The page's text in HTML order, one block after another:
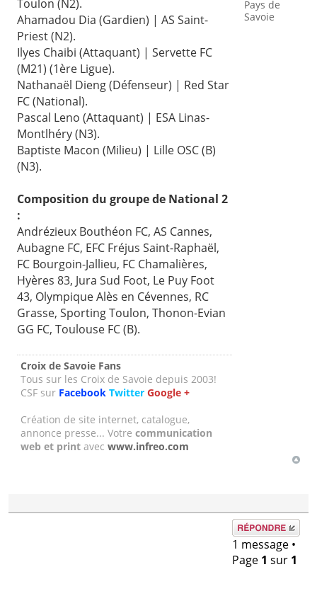
Toulon (N2).
Ahamadou Dia (Gardien) | AS Saint-
Priest (N2).
Ilyes Chaibi (Attaquant) | Servette FC
(M21) (1ère Ligue).
Nathanaël Dieng (Défenseur) | Red Star
FC (National).
Pascal Leno (Attaquant) | ESA Linas-
Montlhéry (N3).
Baptiste Macon (Milieu) | Lille OSC (B)
(N3).
Composition du groupe de National 2
:
Andrézieux Bouthéon FC, AS Cannes,
Aubagne FC, EFC Fréjus Saint-Raphaël,
FC Bourgoin-Jallieu, FC Chamalières,
Hyères 83, Jura Sud Foot, Le Puy Foot
43, Olympique Alès en Cévennes, RC
Grasse, Sporting Toulon, Thonon-Evian
GG FC, Toulouse FC (B).
Croix de Savoie Fans
Tous sur les Croix de Savoie depuis 2003!
CSF sur Facebook Twitter Google +
Création de site internet, catalogue,
annonce presse... Votrecommunication
web et print avecwww.infreo.com
Pays de
Savoie
Répondre
1 message •
Page 1 sur 1